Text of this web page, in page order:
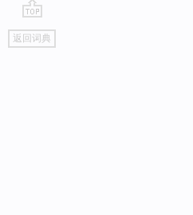
go
top
返回词典